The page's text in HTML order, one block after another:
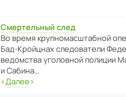
Смертельный след
Во время круп­но­мас­ш­та­бной
Бад‑Крой­цнах следо­ва­тели
ведомства уголо­вной полиции
и Сабина…
‹Далее›